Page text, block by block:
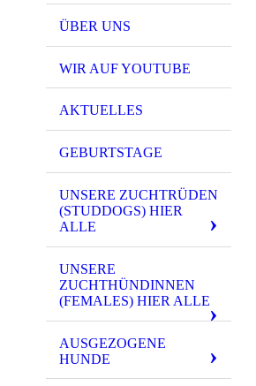
ÜBER UNS
WIR AUF YOUTUBE
AKTUELLES
GEBURTSTAGE
UNSERE ZUCHTRÜDEN
(STUDDOGS) HIER
ALLE
UNSERE
ZUCHTHÜNDINNEN
(FEMALES) HIER ALLE
AUSGEZOGENE
HUNDE